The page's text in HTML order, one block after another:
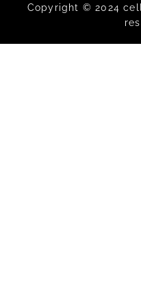
Copyright © 2024